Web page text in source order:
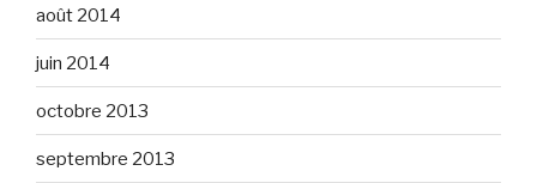
août 2014
juin 2014
octobre 2013
septembre 2013